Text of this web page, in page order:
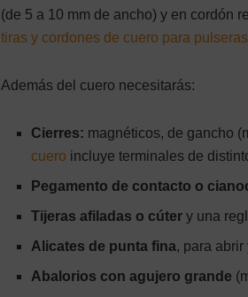
(de 5 a 10 mm de ancho) y en cordón
tiras y cordones de cuero para pulseras
Además del cuero necesitarás:
Cierres: magnéticos, de gancho
cuero incluye terminales de
Pegamento de contacto o
Tijeras afiladas o cúter y una
Alicates de punta fina, para
Abalorios con agujero grande